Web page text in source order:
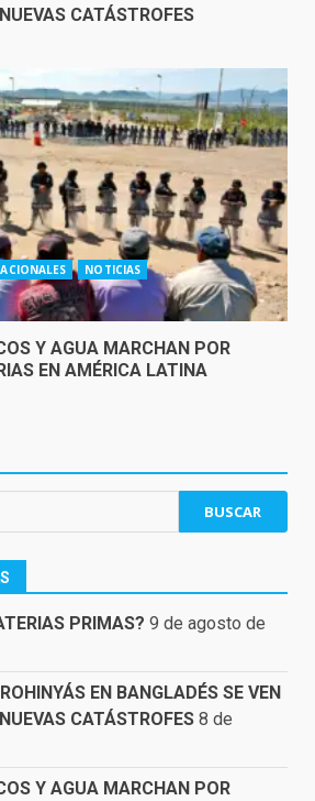
CATÁSTROFES
NOTICIAS
Y AGUA MARCHAN POR
EN AMÉRICA LATINA
PRIMAS? 9 de agosto de
EN BANGLADÉS SE VEN
CATÁSTROFES 8 de
Y AGUA MARCHAN POR